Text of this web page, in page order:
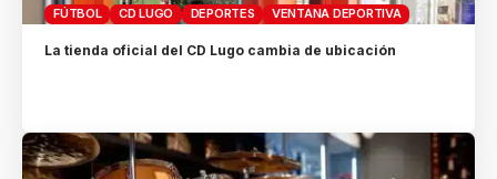
FÚTBOL CD LUGO DEPORTES VENTANA DEPORTIVA
La tienda oficial del CD Lugo cambia de ubicación